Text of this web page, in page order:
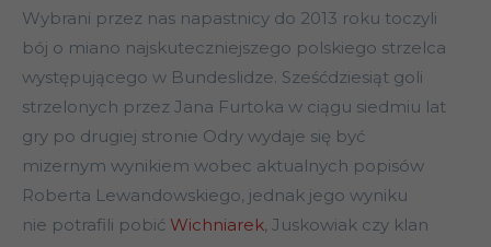
Wybrani przez nas napastnicy do 2013 roku toczyli
bój o miano najskuteczniejszego polskiego strzelca
występującego w Bundeslidze. Sześćdziesiąt goli
strzelonych przez Jana Furtoka w ciągu siedmiu lat
gry po drugiej stronie Odry wydaje się być
mizernym wynikiem wobec aktualnych popisów
Roberta Lewandowskiego, jednak jego wyniku
nie potrafili pobić Wichniarek, Juskowiak czy klan